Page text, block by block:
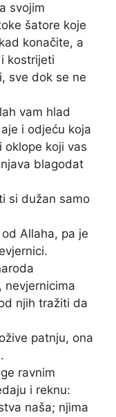
svojim
šatore koje
konačite, a
kostrijeti
sve dok se ne
vam hlad
i odjeću koja
oklope koji vas
blagodat
si dužan samo
Allaha, pa je
nevjernicima
njih tražiti da
patnju, ona
ravnim
i reknu:
naša; njima